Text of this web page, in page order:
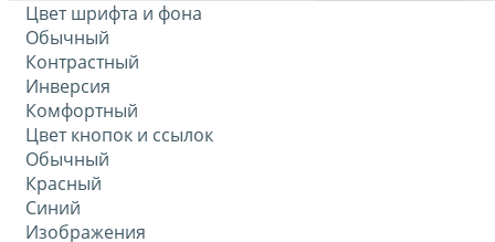
Цвет шрифта и фона
Обычный
Контрастный
Инверсия
Комфортный
Цвет кнопок и ссылок
Обычный
Красный
Синий
Изображения